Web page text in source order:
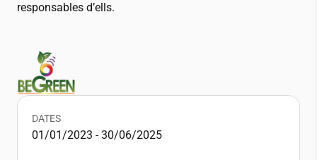
responsables d’ells.
DATES
01/01/2023 - 30/06/2025